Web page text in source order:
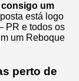
consigo um
está logo
PR e todos os
um Reboque
perto de